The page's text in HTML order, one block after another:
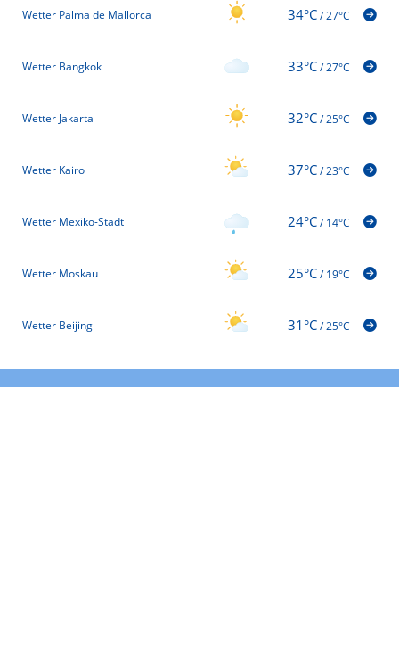
Wetter Palma de Mallorca 34°C/27°C
Wetter Bangkok 33°C/27°C
Wetter Jakarta 32°C/25°C
Wetter Kairo 37°C/23°C
Wetter Mexiko-Stadt 24°C/14°C
Wetter Moskau 25°C/19°C
Wetter Beijing 31°C/25°C